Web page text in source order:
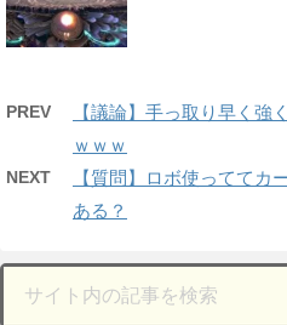
PREV
【議論】手っ取り早く強
ｗｗｗ
NEXT
【質問】ロボ使っててカ
ある？